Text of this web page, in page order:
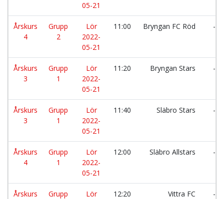
05-21
Årskurs
4
Grupp
2
Lör
2022-
05-21
11:00 Bryngan FC Röd -
Årskurs
3
Grupp
1
Lör
2022-
05-21
11:20 Bryngan Stars -
Årskurs
3
Grupp
1
Lör
2022-
05-21
11:40 Släbro Stars -
Årskurs
4
Grupp
1
Lör
2022-
05-21
12:00 Släbro Allstars -
Årskurs
Grupp
Lör
12:20 Vittra FC -